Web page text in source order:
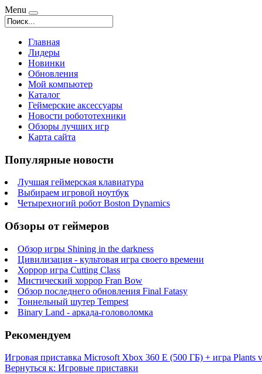
Menu
Главная
Лидеры
Новинки
Обновления
Мой компьютер
Каталог
Геймерские аксессуары
Новости робототехники
Обзоры лучших игр
Карта сайта
Популярные новости
Лучшая геймерская клавиатура
Выбираем игровой ноутбук
Четырехногий робот Boston Dynamics
Обзоры от геймеров
Обзор игры Shining in the darkness
Цивилизация - культовая игра своего времени
Хоррор игра Cutting Class
Мистический хоррор Fran Bow
Обзор последнего обновления Final Fatasy
Тоннельный шутер Tempest
Binary Land - аркада-головоломка
Рекомендуем
Игровая приставка Microsoft Xbox 360 E (500 ГБ) + игра Plants
Вернуться к: Игровые приставки